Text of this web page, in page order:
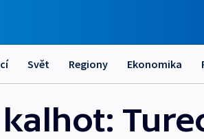
Svět Regiony Ekonomika